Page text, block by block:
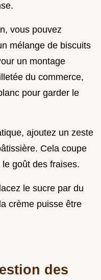
vous pouvez
mélange de biscuits
un montage
du commerce,
pour garder le
ajoutez un zeste
Cela coupe
goût des fraises.
le sucre par du
crème puisse être
des